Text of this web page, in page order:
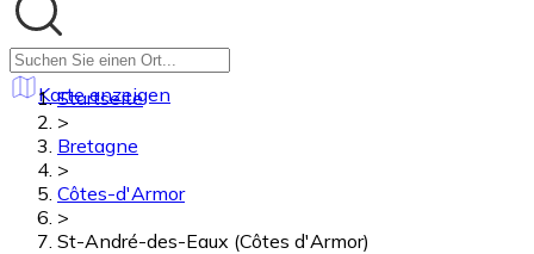
Karte anzeigen
Startseite
>
Bretagne
>
Côtes-d'Armor
>
St-André-des-Eaux (Côtes d'Armor)